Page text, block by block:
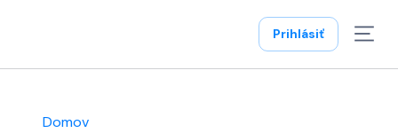
Prihlásiť
Domov